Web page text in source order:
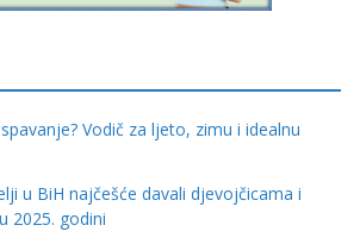
Vodič za ljeto, zimu i idealnu
u BiH najčešće davali djevojčicama i
2025. godini